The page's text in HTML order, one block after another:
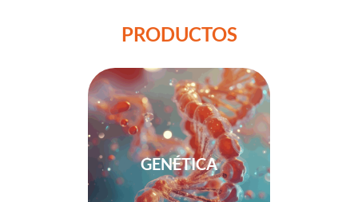
PRODUCTOS
GENÉTICA